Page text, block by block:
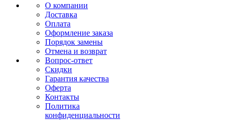
О компании
Доставка
Оплата
Оформление заказа
Порядок замены
Отмена и возврат
Вопрос-ответ
Скидки
Гарантия качества
Оферта
Контакты
Политика
конфиденциальности